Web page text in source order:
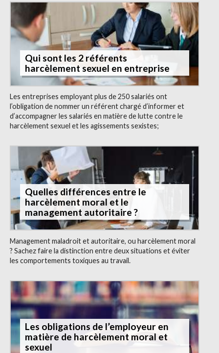
Qui sont les 2 référents
harcèlement sexuel en entreprise
Les entreprises employant plus de 250 salariés ont
l’obligation de nommer un référent chargé d’informer et
d’accompagner les salariés en matière de lutte contre le
harcèlement sexuel et les agissements sexistes;
Quelles différences entre le
harcèlement moral et le
management autoritaire ?
Management maladroit et autoritaire, ou harcèlement moral
? Sachez faire la distinction entre deux situations et éviter
les comportements toxiques au travail.
Les obligations de l’employeur en
matière de harcèlement moral et
sexuel